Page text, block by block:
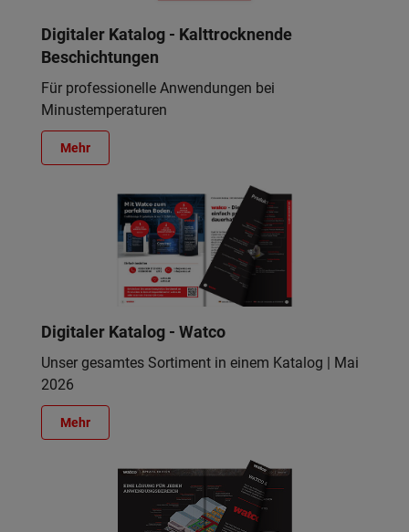
Digitaler Katalog - Kalttrocknende
Beschichtungen
Für professionelle Anwendungen bei
Minustemperaturen
Mehr
Digitaler Katalog - Watco
Unser gesamtes Sortiment in einem Katalog | Mai
2026
Mehr